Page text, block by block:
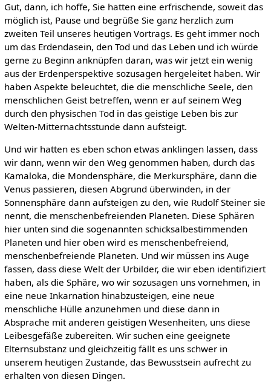
Gut, dann, ich hoffe, Sie hatten eine erfrischende, soweit das
möglich ist, Pause und begrüße Sie ganz herzlich zum
zweiten Teil unseres heutigen Vortrags. Es geht immer noch
um das Erdendasein, den Tod und das Leben und ich würde
gerne zu Beginn anknüpfen daran, was wir jetzt ein wenig
aus der Erdenperspektive sozusagen hergeleitet haben. Wir
haben Aspekte beleuchtet, die die menschliche Seele, den
menschlichen Geist betreffen, wenn er auf seinem Weg
durch den physischen Tod in das geistige Leben bis zur
Welten-Mitternachtsstunde dann aufsteigt.
Und wir hatten es eben schon etwas anklingen lassen, dass
wir dann, wenn wir den Weg genommen haben, durch das
Kamaloka, die Mondensphäre, die Merkursphäre, dann die
Venus passieren, diesen Abgrund überwinden, in der
Sonnensphäre dann aufsteigen zu den, wie Rudolf Steiner sie
nennt, die menschenbefreienden Planeten. Diese Sphären
hier unten sind die sogenannten schicksalbestimmenden
Planeten und hier oben wird es menschenbefreiend,
menschenbefreiende Planeten. Und wir müssen ins Auge
fassen, dass diese Welt der Urbilder, die wir eben identifiziert
haben, als die Sphäre, wo wir sozusagen uns vornehmen, in
eine neue Inkarnation hinabzusteigen, eine neue
menschliche Hülle anzunehmen und diese dann in
Absprache mit anderen geistigen Wesenheiten, uns diese
Leibesgefäße zubereiten. Wir suchen eine geeignete
Elternsubstanz und gleichzeitig fällt es uns schwer in
unserem heutigen Zustande, das Bewusstsein aufrecht zu
erhalten von diesen Dingen.